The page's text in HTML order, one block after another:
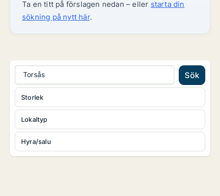
Ta en titt på förslagen nedan – eller starta din
sökning på nytt här.
Torsås Sök
Lokaltyp
Hyra/salu
Storlek